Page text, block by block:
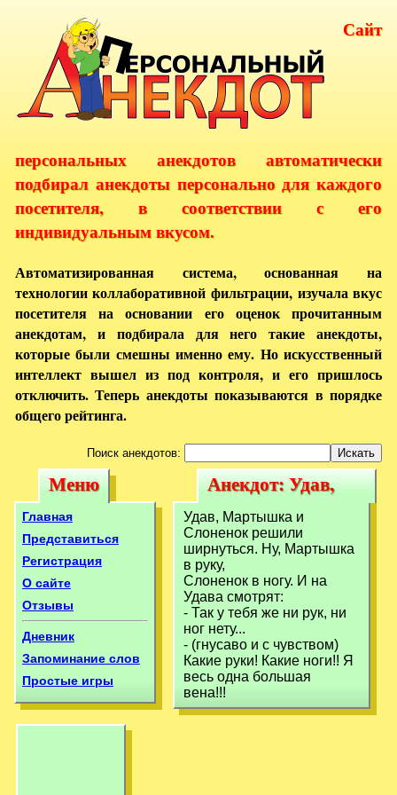
Сайт
персональных анекдотов автоматически
подбирал анекдоты персонально для каждого
посетителя, в соответствии с его
индивидуальным вкусом.
Автоматизированная система, основанная на
технологии коллаборативной фильтрации, изучала вкус
посетителя на основании его оценок прочитанным
анекдотам, и подбирала для него такие анекдоты,
которые были смешны именно ему. Но искусственный
интеллект вышел из под контроля, и его пришлось
отключить. Теперь анекдоты показываются в порядке
общего рейтинга.
Поиск анекдотов:
Меню
Меню
Главная
Представиться
Регистрация
О сайте
Отзывы
Дневник
Запоминание слов
Простые игры
Анекдот: Удав,
Мартышка и
Слоненок
решили
ширнуться.
Анекдот: Удав,
Мартышка и
Слоненок решили
ширнуться.
Удав, Мартышка и
Слоненок решили
ширнуться. Ну, Мартышка
в руку,
Слоненок в ногу. И на
Удава смотрят:
- Так у тебя же ни рук, ни
ног нету...
- (гнусаво и с чувством)
Какие руки! Какие ноги!! Я
весь одна большая
вена!!!